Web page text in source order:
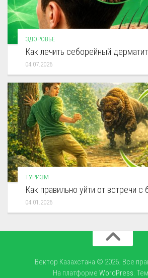
ЗДОРОВЬЕ
Как лечить себорейный
04.07.2026
ТУРИЗМ
Как правильно уйти от встречи с
04.01.2026
Вектор Казахстана © 2026. Все
На платформе WordPress.